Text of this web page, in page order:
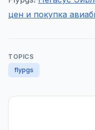
цен и покупка
TOPICS
flypgs